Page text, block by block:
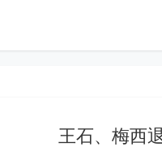
王石、梅西